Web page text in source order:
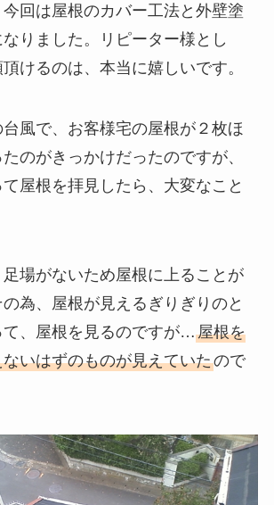
回は屋根のカバー工法と外壁塗
りました。リピーター様とし
けるのは、本当に嬉しいです。
風で、お客様宅の屋根が２枚ほ
のがきっかけだったのですが、
屋根を拝見したら、大変なこと
場がないため屋根に上ることが
為、屋根が見えるぎりぎりのと
て、屋根を見るのですが…屋根を
いはずのものが見えていたので